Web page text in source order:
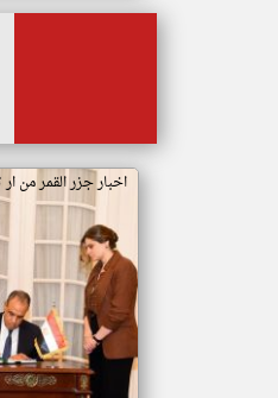
اخبار جزر القمر من